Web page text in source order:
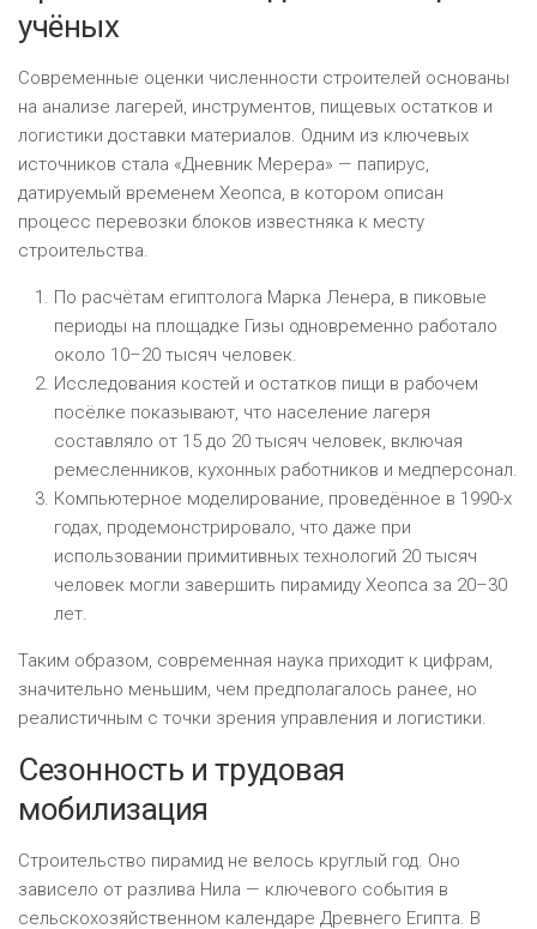
учёных
Современные оценки численности строителей основаны
на анализе лагерей, инструментов, пищевых остатков и
логистики доставки материалов. Одним из ключевых
источников стала «Дневник Мерера» — папирус,
датируемый временем Хеопса, в котором описан
процесс перевозки блоков известняка к месту
строительства.
По расчётам египтолога Марка Ленера, в пиковые
периоды на площадке Гизы одновременно работало
около 10–20 тысяч человек.
Исследования костей и остатков пищи в рабочем
посёлке показывают, что население лагеря
составляло от 15 до 20 тысяч человек, включая
ремесленников, кухонных работников и медперсонал.
Компьютерное моделирование, проведённое в 1990-х
годах, продемонстрировало, что даже при
использовании примитивных технологий 20 тысяч
человек могли завершить пирамиду Хеопса за 20–30
лет.
Таким образом, современная наука приходит к цифрам,
значительно меньшим, чем предполагалось ранее, но
реалистичным с точки зрения управления и логистики.
Сезонность и трудовая
мобилизация
Строительство пирамид не велось круглый год. Оно
зависело от разлива Нила — ключевого события в
сельскохозяйственном календаре Древнего Египта. В